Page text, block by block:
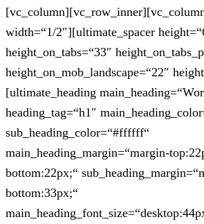
width=“1/2″][ultimate_spacer
height_on_tabs=“33″
height_on_mob_landscape=“22″
[ultimate_heading
heading_tag=“h1″
sub_heading_color=“#ffffff“
main_heading_margin=“margin-
bottom:22px;“
bottom:33px;“